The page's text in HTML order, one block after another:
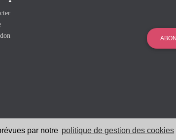
par notre politique de gestion des cookies
droits réservés. |Mentions Légales